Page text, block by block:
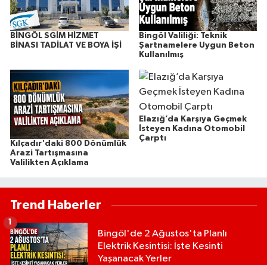
BİNGÖL SGİM HİZMET
BİNASI TADİLAT VE BOYA İŞİ
Bingöl Valiliği: Teknik
Şartnamelere Uygun Beton
Kullanılmış
Kılçadır'daki 800 Dönümlük
Arazi Tartışmasına
Valilikten Açıklama
Elazığ’da Karşıya Geçmek
İsteyen Kadına Otomobil
Çarptı
Trend Haberler
Bingöl'de 2 Ağustos'ta Planlı
Elektrik Kesintisi: İşte Kesinti
Yaşanacak Yerler